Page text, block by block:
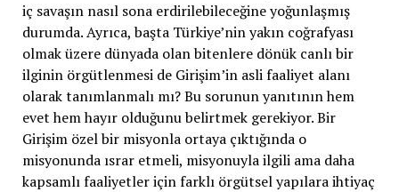
iç savaşın nasıl sona erdirilebileceğine yoğunlaşmış
durumda. Ayrıca, başta Türkiye’nin yakın coğrafyası
olmak üzere dünyada olan bitenlere dönük canlı bir
ilginin örgütlenmesi de Girişim’in asli faaliyet alanı
olarak tanımlanmalı mı? Bu sorunun yanıtının hem
evet hem hayır olduğunu belirtmek gerekiyor. Bir
Girişim özel bir misyonla ortaya çıktığında o
misyonunda ısrar etmeli, misyonuyla ilgili ama daha
kapsamlı faaliyetler için farklı örgütsel yapılara ihtiyaç